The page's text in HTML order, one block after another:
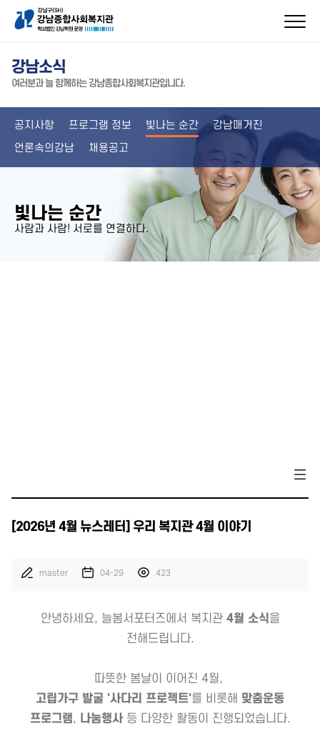
강남소식
여러분과 늘 함께하는 강남종합사회복지관입니다.
공지사항 프로그램 정보 빛나는 순간
강남매거진
언론속의강남
채용공고
빛나는 순간
사람과 사람! 서로를 연결하다.
[2026년 4월 뉴스레터] 우리 복지관 4월 이야기
master 04-29 423
안녕하세요, 늘봄서포터즈에서 복지관 4월 소식을
전해드립니다.
따뜻한 봄날이 이어진 4월,
고립가구 발굴 '사다리 프로젝트'를 비롯해 맞춤운동
프로그램, 나눔행사등 다양한 활동이 진행되었습니다.